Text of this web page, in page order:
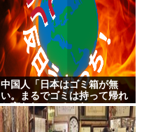
中国人「日本はゴミ箱が無
い。まるでゴミは持って帰れ
と言われているみたい」